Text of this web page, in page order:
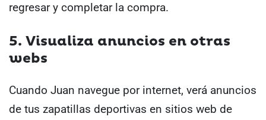
regresar y completar la compra.
5. Visualiza anuncios en otras
webs
Cuando Juan navegue por internet, verá anuncios
de tus zapatillas deportivas en sitios web de